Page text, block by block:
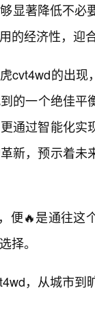
够显著降低不
的经济性，迎
cvt4wd的出
的一个绝佳
通过智能化
新，预示着
便🔥是通往
择。
，从城市